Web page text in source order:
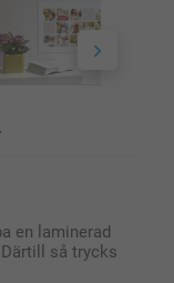
en laminerad
så trycks